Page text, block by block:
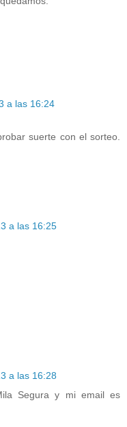
a las 16:24
suerte con el sorteo.
a las 16:25
a las 16:28
Segura y mi email es